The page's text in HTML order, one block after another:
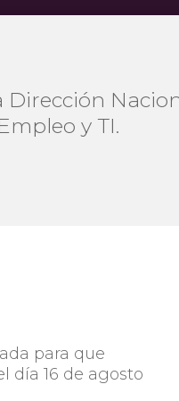
y TI.
para que
día 16 de agosto